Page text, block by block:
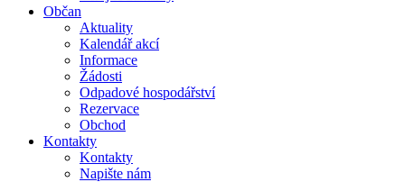
Občan
Aktuality
Kalendář akcí
Informace
Žádosti
Odpadové hospodářství
Rezervace
Obchod
Kontakty
Kontakty
Napište nám